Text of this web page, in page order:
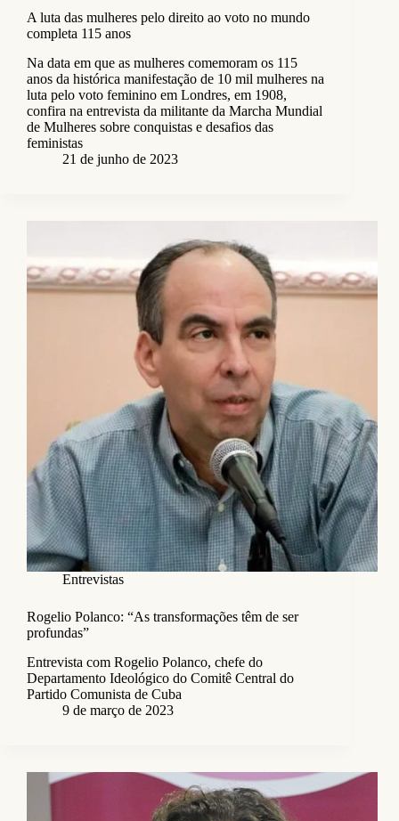
A luta das mulheres pelo direito ao voto no mundo
completa 115 anos
Na data em que as mulheres comemoram os 115
anos da histórica manifestação de 10 mil mulheres na
luta pelo voto feminino em Londres, em 1908,
confira na entrevista da militante da Marcha Mundial
de Mulheres sobre conquistas e desafios das
feministas
21 de junho de 2023
Entrevistas
Rogelio Polanco: “As transformações têm de ser
profundas”
Entrevista com Rogelio Polanco, chefe do
Departamento Ideológico do Comitê Central do
Partido Comunista de Cuba
9 de março de 2023